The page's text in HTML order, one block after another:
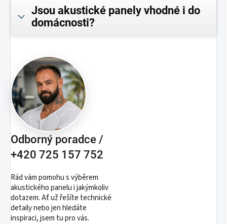
Jsou akustické panely vhodné i do
domácnosti?
Odborný poradce /
+420 725 157 752
Rád vám pomohu s výběrem
akustického panelu i jakýmkoliv
dotazem. Ať už řešíte technické
detaily nebo jen hledáte
inspiraci, jsem tu pro vás.